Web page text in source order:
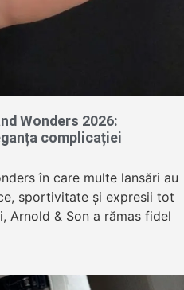
Wonders 2026:
complicației
în care multe lansări au
sportivitate și expresii tot
Arnold & Son a rămas fidel